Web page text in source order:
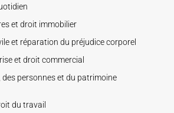
et droit immobilier
et réparation du préjudice corporel
et droit commercial
des personnes et du patrimoine
du travail